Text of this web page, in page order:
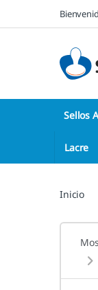
Saltar a la navegación
Saltar al contenido
Sellos
Lacre
Inicio